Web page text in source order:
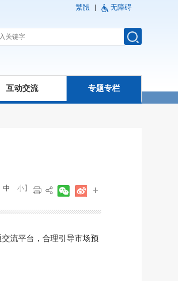
繁體 无障碍
互动交流 专题专栏
中 小 】
流平台，合理引导市场预